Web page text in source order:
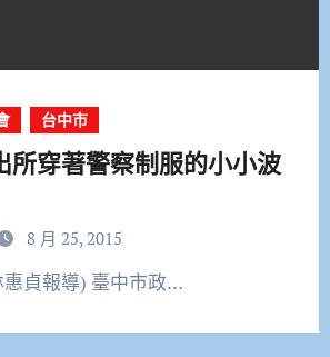
台中市
所穿著警察制服的小小波
8 月 25, 2015
惠貞報導) 臺中市政…